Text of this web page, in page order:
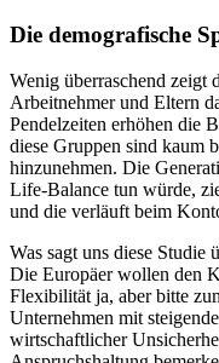
Die demografische
Wenig überraschend zeigt
Arbeitnehmer und Eltern
Pendelzeiten erhöhen die
diese Gruppen sind kaum
hinzunehmen. Die
Life-Balance tun würde,
und die verläuft beim
Was sagt uns diese Studie
Die Europäer wollen den
Flexibilität ja, aber bitte
Unternehmen mit
wirtschaftlicher